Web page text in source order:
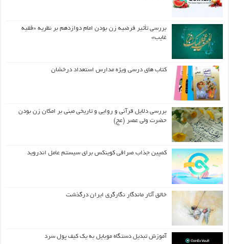
بررسی تأثیر فرضیه زن بودن امام دوازدهم بر نظریه «فقیه
غایب»
کتاب های درسی ویژه مدارس استعداد درخشان
بررسی دلایل قرآنی و روایی و تاریخی مبنی بر امکان زن بودن
حضرت ولی عصر (عج)
کمپین جذاب صرافی کوینکس برای سیستم عامل اندروید
خالق آثار ماندگار نگارگری ایران درگذشت
آموزش تبدیل دستگاه موبایل به یک کیف‌ پول سرد